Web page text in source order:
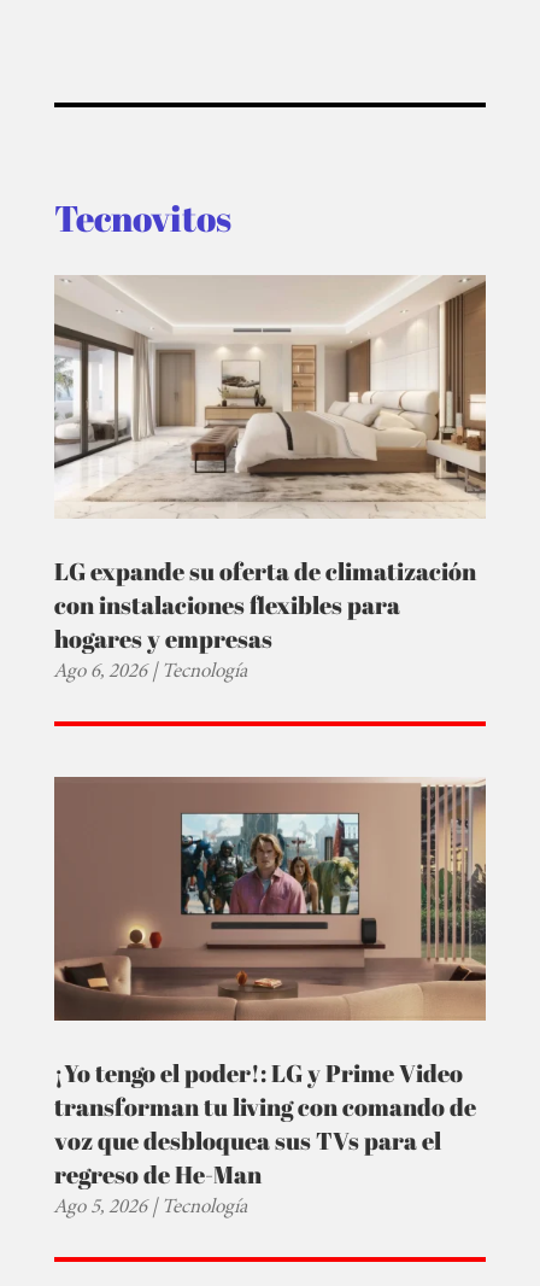
Tecnovitos
LG expande su oferta de climatización
con instalaciones flexibles para
hogares y empresas
Ago 6, 2026|Tecnología
¡Yo tengo el poder!: LG y Prime Video
transforman tu living con comando de
voz que desbloquea sus TVs para el
regreso de He-Man
Ago 5, 2026|Tecnología